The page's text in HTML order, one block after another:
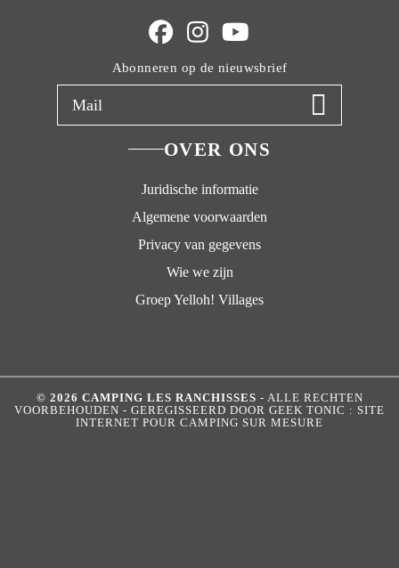
Abonneren op de nieuwsbrief
OVER ONS
Juridische informatie
Algemene voorwaarden
Privacy van gegevens
Wie we zijn
Groep Yelloh! Villages
© 2026 CAMPING LES RANCHISSES - ALLE RECHTEN
VOORBEHOUDEN - GEREGISSEERD DOOR GEEK TONIC : SITE
INTERNET POUR CAMPING SUR MESURE